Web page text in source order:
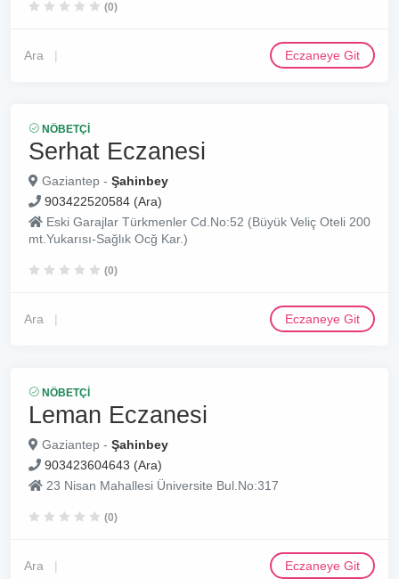
(0)
Ara Eczaneye Git
NÖBETÇI
Serhat Eczanesi
Gaziantep - Şahinbey
903422520584 (Ara)
Eski Garajlar Türkmenler Cd.No:52 (Büyük Veliç Oteli 200
mt.Yukarısı-Sağlık Ocğ Kar.)
(0)
Ara Eczaneye Git
NÖBETÇI
Leman Eczanesi
Gaziantep - Şahinbey
903423604643 (Ara)
23 Nisan Mahallesi Üniversite Bul.No:317
(0)
Ara Eczaneye Git